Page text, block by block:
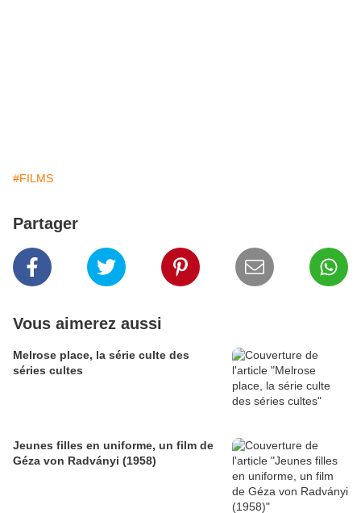
#FILMS
Partager
Vous aimerez aussi
Melrose place, la série culte des
séries cultes
Jeunes filles en uniforme, un film de
Géza von Radványi (1958)